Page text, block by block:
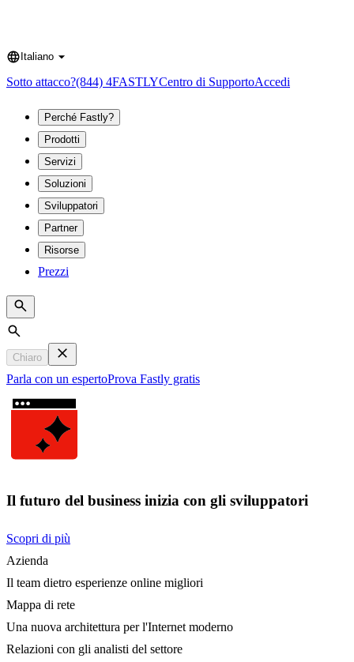
Language
Italiano
Sotto attacco?(844) 4FASTLYCentro di SupportoAccedi
Perché Fastly?
Prodotti
Servizi
Soluzioni
Sviluppatori
Partner
Risorse
Prezzi
Search
Chiaro
Parla con un espertoProva Fastly gratis
Il futuro del business inizia con gli sviluppatori
Scopri di più
Azienda
Il team dietro esperienze online migliori
Mappa di rete
Una nuova architettura per l'Internet moderno
Relazioni con gli analisti del settore